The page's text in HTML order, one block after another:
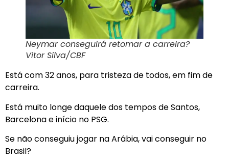
Neymar conseguirá retomar a carreira?
Vitor Silva/CBF
Está com 32 anos, para tristeza de todos, em fim de
carreira.
Está muito longe daquele dos tempos de Santos,
Barcelona e início no PSG.
Se não conseguiu jogar na Arábia, vai conseguir no
Brasil?